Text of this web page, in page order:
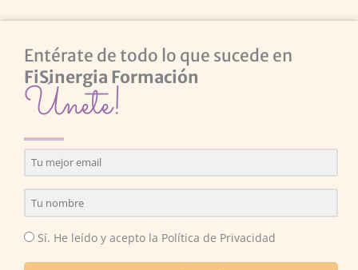
Entérate de todo lo que sucede en
FiSinergia Formación
Únete!
Sí. He leído y acepto la Política de Privacidad